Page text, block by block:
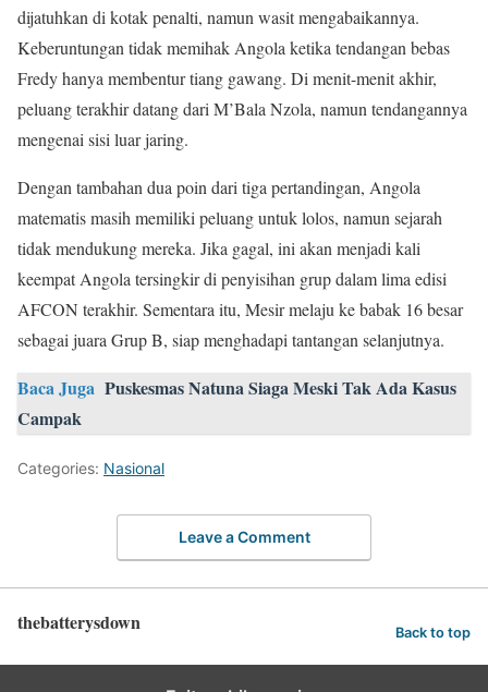
dijatuhkan di kotak penalti, namun wasit mengabaikannya.
Keberuntungan tidak memihak Angola ketika tendangan bebas
Fredy hanya membentur tiang gawang. Di menit-menit akhir,
peluang terakhir datang dari M’Bala Nzola, namun tendangannya
mengenai sisi luar jaring.
Dengan tambahan dua poin dari tiga pertandingan, Angola
matematis masih memiliki peluang untuk lolos, namun sejarah
tidak mendukung mereka. Jika gagal, ini akan menjadi kali
keempat Angola tersingkir di penyisihan grup dalam lima edisi
AFCON terakhir. Sementara itu, Mesir melaju ke babak 16 besar
sebagai juara Grup B, siap menghadapi tantangan selanjutnya.
Baca Juga Puskesmas Natuna Siaga Meski Tak Ada Kasus
Campak
Categories: Nasional
Leave a Comment
thebatterysdown Back to top